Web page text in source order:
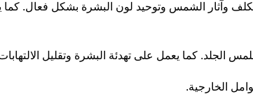
والكلف وآثار الشمس وتوحيد لون البشرة بشكل
الجلد. كما يعمل على تهدئة البشرة وتقليل
الخارجية.